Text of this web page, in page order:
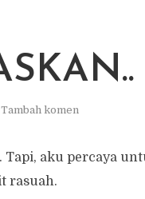
Tambah komen
aku percaya
rasuah.